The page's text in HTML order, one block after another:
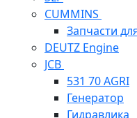
CUMMINS
Запчасти
DEUTZ Engine
JCB
531 70 AGRI
Генератор
Гидравлика